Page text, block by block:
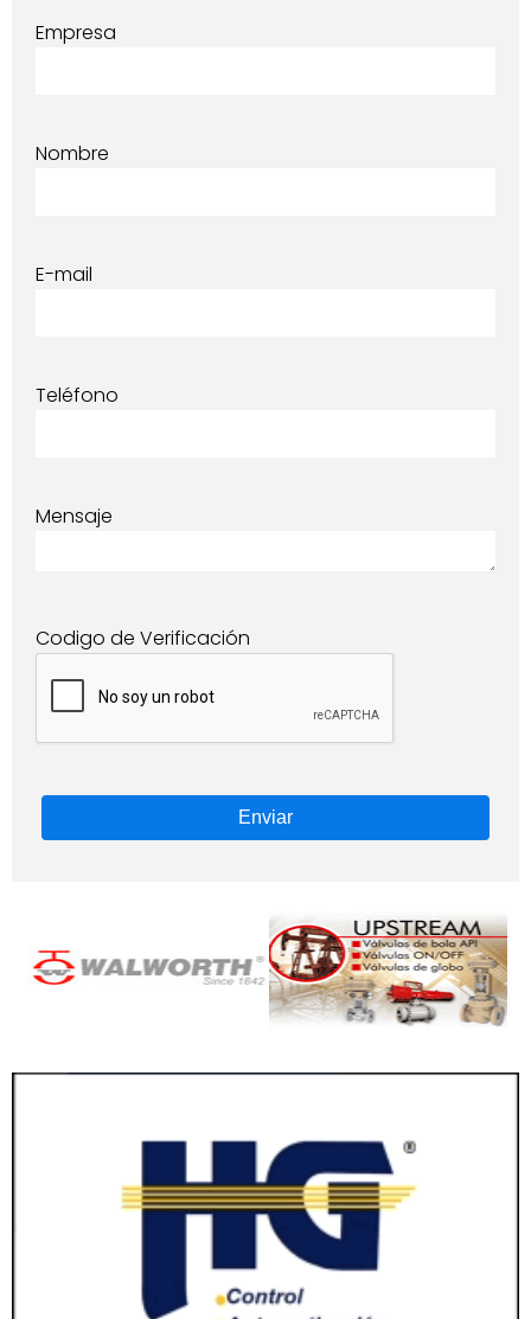
Empresa
Nombre
E-mail
Teléfono
Mensaje
Codigo de Verificación
Enviar